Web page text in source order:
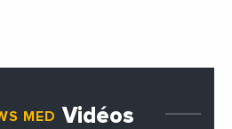
MED Vidéos